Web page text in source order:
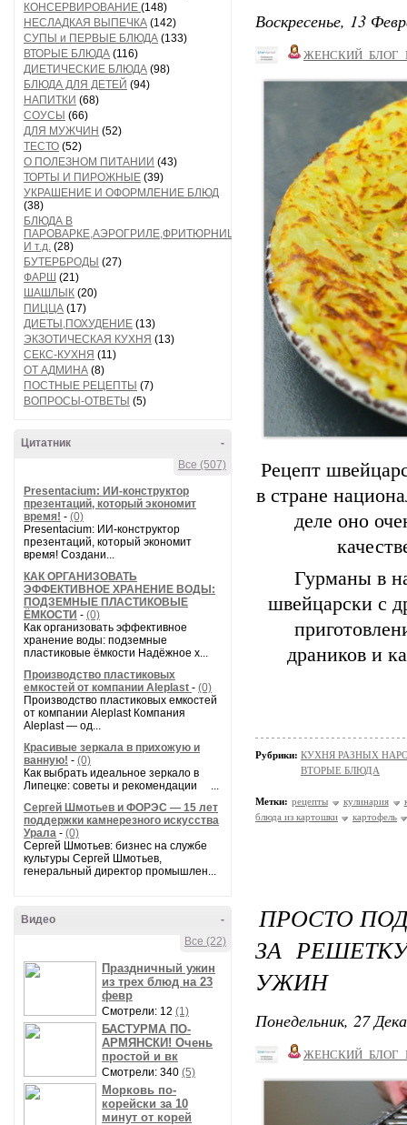
КОНСЕРВИРОВАНИЕ (148)
НЕСЛАДКАЯ ВЫПЕЧКА (142)
СУПЫ и ПЕРВЫЕ БЛЮДА (133)
ВТОРЫЕ БЛЮДА (116)
ДИЕТИЧЕСКИЕ БЛЮДА (98)
БЛЮДА ДЛЯ ДЕТЕЙ (94)
НАПИТКИ (68)
СОУСЫ (66)
ДЛЯ МУЖЧИН (52)
ТЕСТО (52)
О ПОЛЕЗНОМ ПИТАНИИ (43)
ТОРТЫ И ПИРОЖНЫЕ (39)
УКРАШЕНИЕ И ОФОРМЛЕНИЕ БЛЮД
(38)
БЛЮДА В
ПАРОВАРКЕ,АЭРОГРИЛЕ,ФРИТЮРНИЦЕ
И т.д. (28)
БУТЕРБРОДЫ (27)
ФАРШ (21)
ШАШЛЫК (20)
ПИЦЦА (17)
ДИЕТЫ,ПОХУДЕНИЕ (13)
ЭКЗОТИЧЕСКАЯ КУХНЯ (13)
СЕКС-КУХНЯ (11)
ОТ АДМИНА (8)
ПОСТНЫЕ РЕЦЕПТЫ (7)
ВОПРОСЫ-ОТВЕТЫ (5)
-
Цитатник
Все (507)
Presentacium: ИИ‑конструктор
презентаций, который экономит
время! - (0)
Presentacium: ИИ‑конструктор
презентаций, который экономит
время! Создани...
КАК ОРГАНИЗОВАТЬ
ЭФФЕКТИВНОЕ ХРАНЕНИЕ ВОДЫ:
ПОДЗЕМНЫЕ ПЛАСТИКОВЫЕ
ЁМКОСТИ - (0)
Как организовать эффективное
хранение воды: подземные
пластиковые ёмкости Надёжное х...
Производство пластиковых
емкостей от компании Aleplast - (0)
Производство пластиковых емкостей
от компании Aleplast Компания
Aleplast — од...
Красивые зеркала в прихожую и
ванную! - (0)
Как выбрать идеальное зеркало в
Липецке: советы и рекомендации ...
Сергей Шмотьев и ФОРЭС — 15 лет
поддержки камнерезного искусства
Урала - (0)
Сергей Шмотьев: бизнес на службе
культуры Сергей Шмотьев,
генеральный директор промышлен...
-
Видео
Все (22)
Праздничный ужин
из трех блюд на 23
февр
Смотрели: 12 (1)
БАСТУРМА ПО-
АРМЯНСКИ! Очень
простой и вк
Смотрели: 340 (5)
Морковь по-
корейски за 10
минут от корей
Воскресенье, 13
Рецепт
в стране
деле оно
Гурманы в
швейцарски с
драников и
Рубрики: КУХНЯ РАЗНЫХ
ВТОРЫЕ БЛЮДА
Метки: рецепты кулинария
блюда из картошки
картофель
ПРОСТО
ЗА
УЖИН
Понедельник, 27